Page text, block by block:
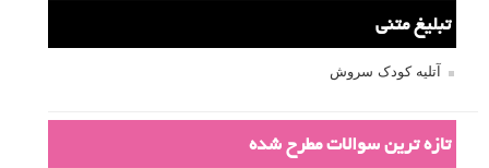
تبلیغ متنی
آتلیه کودک سروش
تازه ترین سوالات مطرح شده